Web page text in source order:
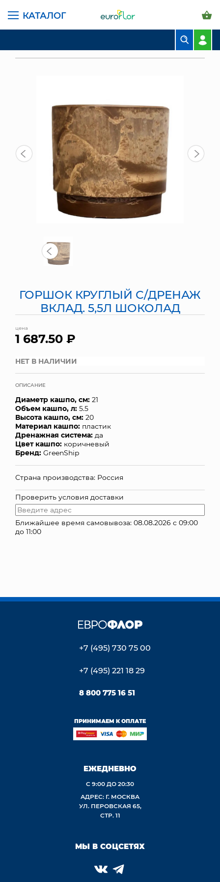
КАТАЛОГ
СВАДЕБНАЯ ФЛОРИСТИКА
КОМНАТНЫЕ РАСТЕНИЯ
ГОРШКИ И КАШПО
ГРУНТЫ И УДОБРЕНИЯ
ПРЕДМЕТЫ ИНТЕРЬЕРА
ВАЗЫ
СУНДУКИ
ОПТОВЫМ КЛИЕНТАМ
ДОСТАВКА И ОПЛАТА
ГЛАВНАЯ СТРАНИЦА КАТАЛОГ
ГОРШКИ И КАШПО
ГОРШОК КРУГЛЫЙ С/ДРЕНАЖ
ВКЛАД. 5,5Л ШОКОЛАД
цена
1 687.50 ₽
НЕТ В НАЛИЧИИ
ОПИСАНИЕ
Диаметр кашпо, см: 21
Объем кашпо, л: 5.5
Высота кашпо, см: 20
Материал кашпо: пластик
Дренажная система: да
Цвет кашпо: коричневый
Бренд: GreenShip
Страна производства: Россия
Проверить условия доставки
Ближайшее время самовывоза: 08.08.2026 с 09:00
до 11:00
+7 (495) 730 75 00
+7 (495) 221 18 29
8 800 775 16 51
ПРИНИМАЕМ К ОПЛАТЕ
ЕЖЕДНЕВНО
С 9:00 ДО 20:30
АДРЕС: Г. МОСКВА
УЛ. ПЕРОВСКАЯ 65,
СТР. 11
МЫ В СОЦСЕТЯХ